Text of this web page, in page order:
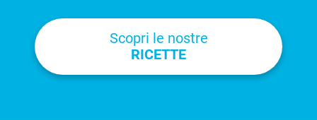
Scopri le nostre
RICETTE